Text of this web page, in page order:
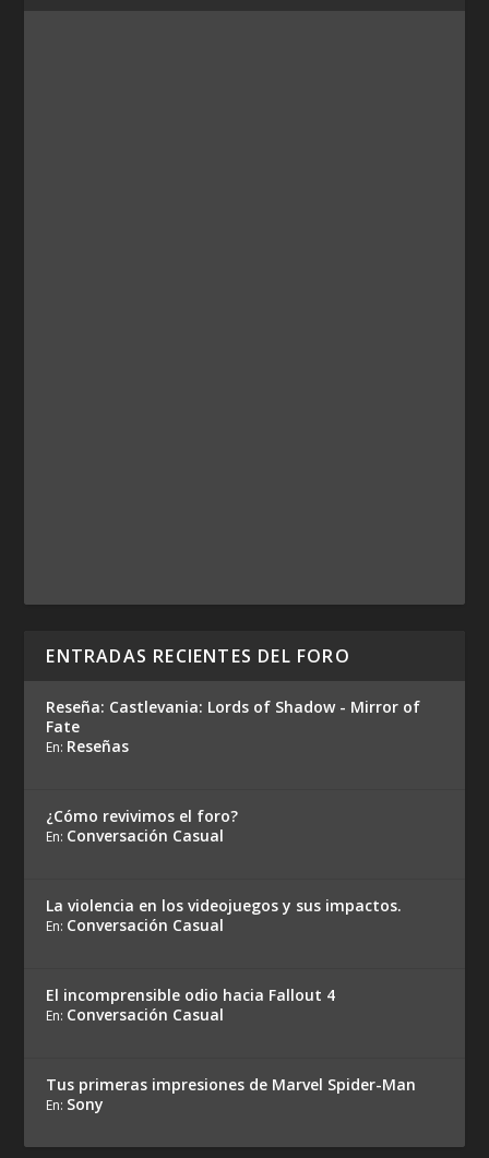
ENTRADAS RECIENTES DEL FORO
Reseña: Castlevania: Lords of Shadow - Mirror of
Fate
En: Reseñas
¿Cómo revivimos el foro?
En: Conversación Casual
La violencia en los videojuegos y sus impactos.
En: Conversación Casual
El incomprensible odio hacia Fallout 4
En: Conversación Casual
Tus primeras impresiones de Marvel Spider-Man
En: Sony